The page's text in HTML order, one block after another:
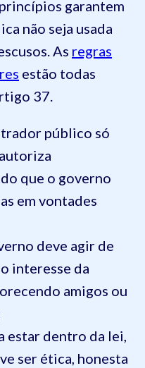
princípios garantem
não seja usada
As regras
estão todas
37.
público só
que o governo
em vontades
deve agir de
interesse da
amigos ou
estar dentro da lei,
ser ética, honesta